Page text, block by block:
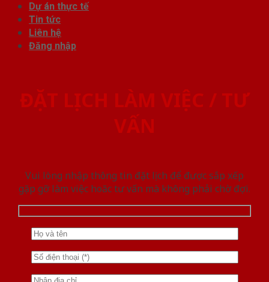
Dự án thực tế
Tin tức
Liên hệ
Đăng nhập
ĐẶT LỊCH LÀM VIỆC / TƯ
VẤN
Vui lòng nhập thông tin đặt lịch để được sắp xếp
gặp gỡ làm việc hoăc tư vấn mà không phải chờ đợi.